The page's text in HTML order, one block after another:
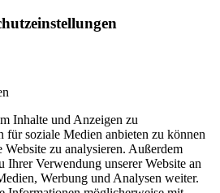
Inhalte und Anzeigen zu
für soziale Medien anbieten zu können
zu analysieren. Außerdem
Ihrer Verwendung unserer Website an
Werbung und Analysen weiter.